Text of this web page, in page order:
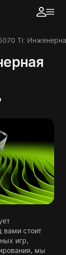
Ti:
вами стоит
игр,
мы